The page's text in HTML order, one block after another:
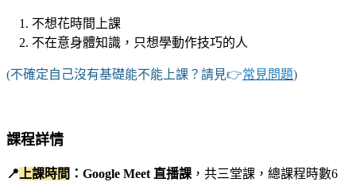
不想花時間上課
不在意身體知識，只想學動作技巧的人
(不確定自己沒有基礎能不能上課？請見👉常見問題)
課程詳情
📍上課時間 ：Google Meet 直播課，共三堂課，總課程時數6